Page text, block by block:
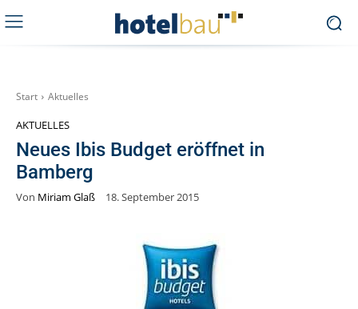
Start Aktuelles
AKTUELLES
Neues Ibis Budget eröffnet in
Bamberg
Von Miriam Glaß 18. September 2015